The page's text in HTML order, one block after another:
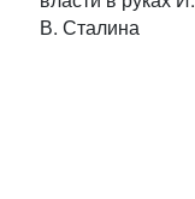
В. Сталина